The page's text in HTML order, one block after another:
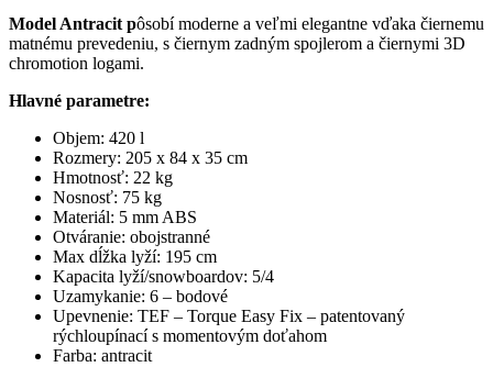
Model Antracit pôsobí moderne a veľmi elegantne vďaka čiernemu
matnému prevedeniu, s čiernym zadným spojlerom a čiernymi 3D
chromotion logami.
Hlavné parametre:
Objem: 420 l
Rozmery: 205 x 84 x 35 cm
Hmotnosť: 22 kg
Nosnosť: 75 kg
Materiál: 5 mm ABS
Otváranie: obojstranné
Max dĺžka lyží: 195 cm
Kapacita lyží/snowboardov: 5/4
Uzamykanie: 6 – bodové
Upevnenie: TEF – Torque Easy Fix – patentovaný
rýchloupínací s momentovým doťahom
Farba: antracit